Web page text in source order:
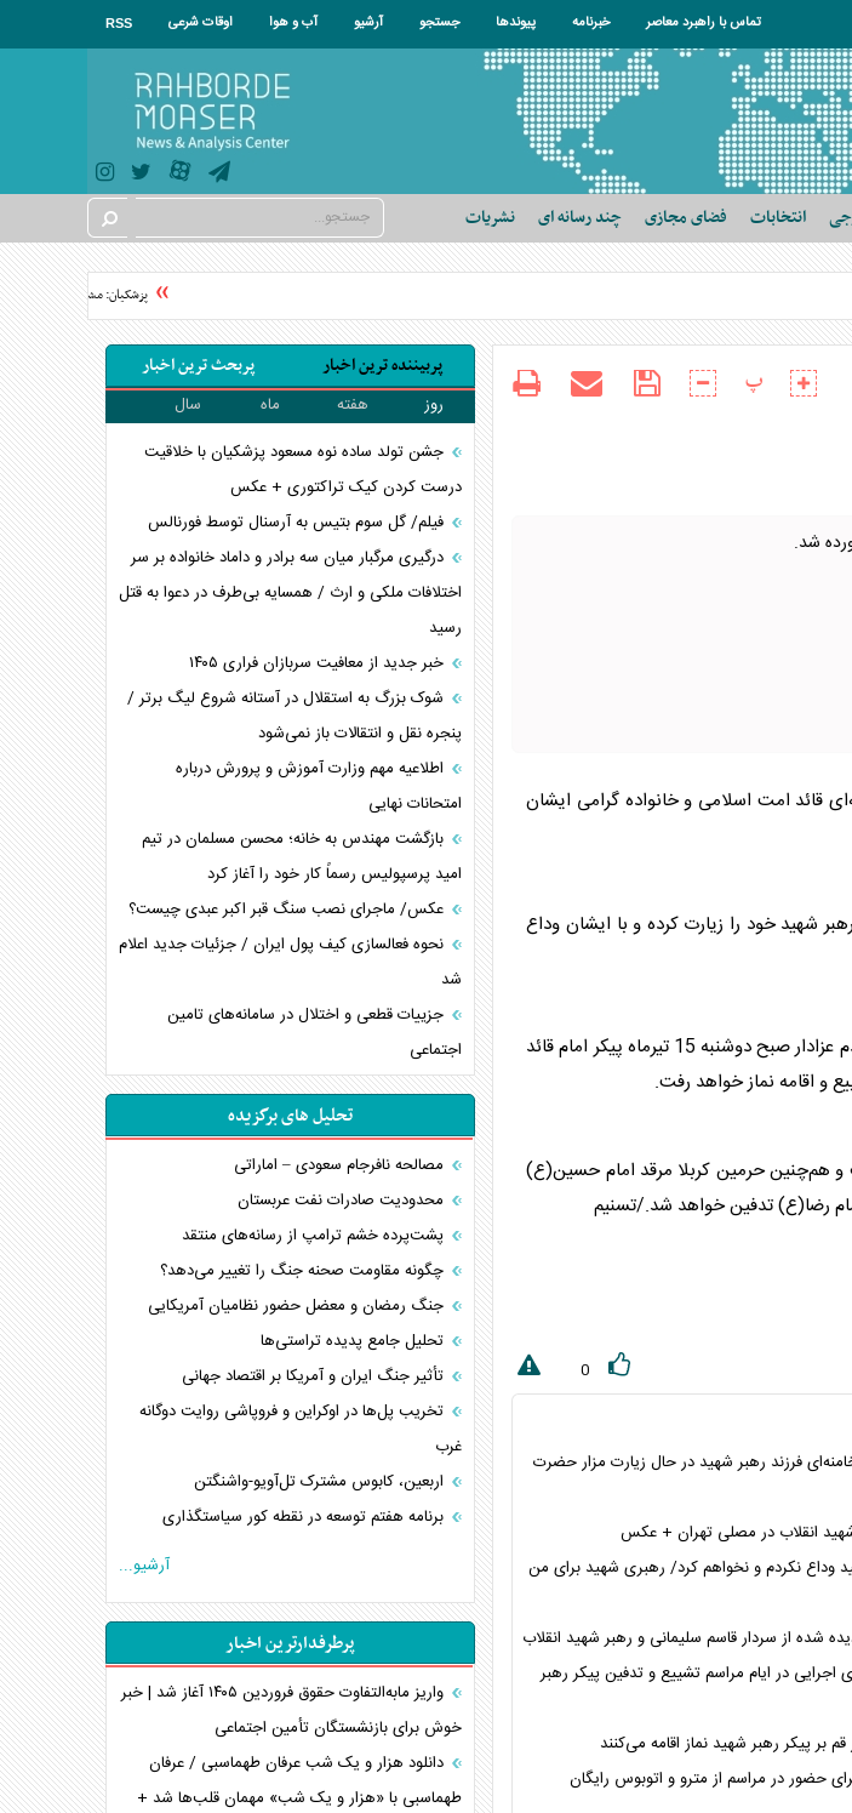
تماس با راهبرد معاصر خبرنامه پیوندها جستجو آرشیو آب و هوا اوقات شرعی RSS
انتخابات فضای مجازی چند رسانه ای نشریات
پزشکیان: مشروطه نقطه عطف
پ
شد.
قائد امت اسلامی و خانواده گرامی ایشان
داغ فراق امام شهید را بر دل دارند خود را به مصلی رسانه‌اند تا پس از 4 ماه رهبر شهید خود را زیارت کرده و با ایشان وداع
صبح یکشنبه قرار است نماز بر پیکر مطهر امام شهید انقلاب در مصلی اقامه شود. هم‌چنین مردم عزادار صبح دوشنبه 15 تیرماه پیکر امام قائد
نجف و هم‌چنین حرمین کربلا مرقد امام حسین(ع)
0
فرزند رهبر شهید در حال زیارت مزار حضرت
انقلاب در مصلی تهران + عکس
وداع نکردم و نخواهم کرد/ رهبری شهید برای من
شده از سردار قاسم سلیمانی و رهبر شهید انقلاب
اجرایی در ایام مراسم تشییع و تدفین پیکر رهبر
بر پیکر رهبر شهید نماز اقامه می‌کنند
برای حضور در مراسم از مترو و اتوبوس رایگان
پربیننده ترین اخبار پربحث ترین اخبار
روز هفته ماه
سال
جشن تولد ساده نوه مسعود پزشکیان با خلاقیت
درست کردن کیک تراکتوری + عکس
فیلم/ گل سوم بتیس به آرسنال توسط فورنالس
درگیری مرگبار میان سه برادر و داماد خانواده بر سر
اختلافات ملکی و ارث / همسایه بی‌طرف در دعوا به قتل
رسید
خبر جدید از معافیت سربازان فراری ۱۴۰۵
شوک بزرگ به استقلال در آستانه شروع لیگ برتر /
پنجره نقل و انتقالات باز نمی‌شود
اطلاعیه مهم وزارت آموزش و پرورش درباره
امتحانات نهایی
بازگشت مهندس به خانه؛ محسن مسلمان در تیم
امید پرسپولیس رسماً کار خود را آغاز کرد
عکس/ ماجرای نصب سنگ قبر اکبر عبدی چیست؟
نحوه فعالسازی کیف پول ایران / جزئیات جدید اعلام
شد
جزییات قطعی و اختلال در سامانه‌های تامین
اجتماعی
تحلیل های برگزیده
مصالحه نافرجام سعودی – اماراتی
محدودیت صادرات نفت عربستان
پشت‌پرده خشم ترامپ از رسانه‌های منتقد
چگونه مقاومت صحنه جنگ را تغییر می‌دهد؟
جنگ رمضان و معضل حضور نظامیان آمریکایی
تحلیل جامع پدیده تراستی‌ها
تأثیر جنگ ایران و آمریکا بر اقتصاد جهانی
تخریب پل‌ها در اوکراین و فروپاشی روایت دوگانه
غرب
اربعین، کابوس مشترک تل‌آویو-واشنگتن
برنامه هفتم توسعه در نقطه کور سیاستگذاری
کنوانسیون دریای خزر در راستای منافع ملی است؟
اهمیت راهبردی اردن برای آمریکا
پیام، ظرفیت بالفعل‌نشده تجارت ایران
همسویی عربستان با سنتکام علیه متحدان ایران
ترامپ و توهم خلع سلاح حماس
چرا کویت به دنبال شریک امنیتی جدید است؟
اعتراف غرب به قدرت ایران در تثبیت معادلات
آرشیو...
پرطرفدارترین اخبار
واریز مابه‌التفاوت حقوق فروردین ۱۴۰۵ آغاز شد | خبر
خوش برای بازنشستگان تأمین اجتماعی
دانلود هزار و یک شب عرفان طهماسبی / عرفان
طهماسبی با «هزار و یک شب» مهمان قلب‌ها شد +